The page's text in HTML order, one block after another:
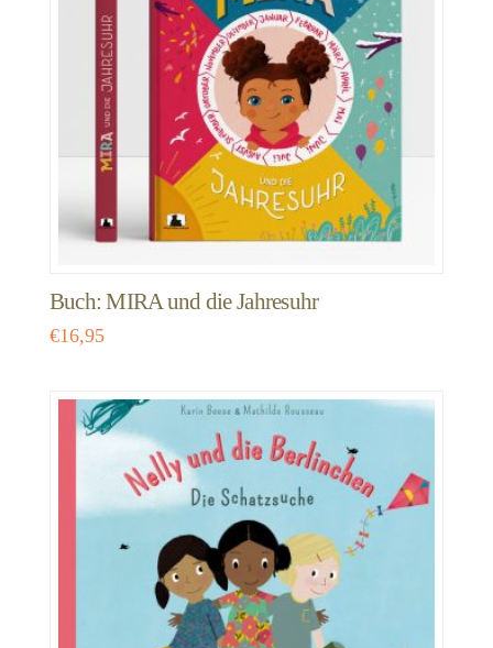
Buch: MIRA und die Jahresuhr
€16,95